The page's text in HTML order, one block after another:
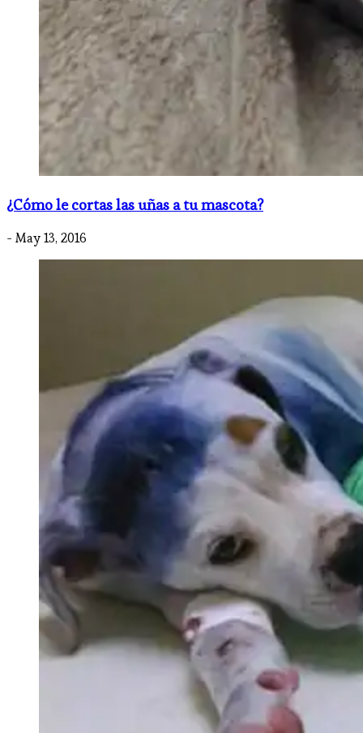
¿Cómo le cortas las uñas a tu mascota?
- May 13, 2016